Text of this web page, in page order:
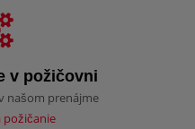
v požičovni
našom prenájme
požičanie